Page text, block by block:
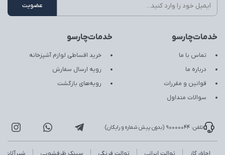
خدمات‌چارسو
تماس با ما
درباره ما
قوانین و مقررات
سوالات متداول
خدمات‌چارسو
خرید اقساطی لوازم آشپزخانه
رویه ارسال سفارش
رویه‌های بازگشت
تلفن: 90000044 (بدون پیش شماره و رایگان)